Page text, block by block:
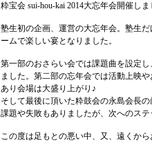
粋宝会 sui-hou-kai 2014大忘年会開催しま
塾生初の企画、運営の大忘年会。塾生
ームで楽しい宴となりました。
第一部のおさらい会では課題曲を設定
ました。第二部の忘年会では活動上映
あり会場は大盛り上がり♪
そして最後に頂いた粋鼓会の永島会長
課題や失敗もありましたが、次へのス
この度は足もとの悪い中、又、遠くか